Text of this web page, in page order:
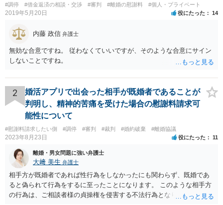
#調停 #借金返済の相談・交渉 #審判 #離婚の慰謝料 #個人・プライベート
2019年5月20日 役にたった 14
内藤 政信 弁護士
無効な合意ですね。 従わなくていいですが、そのような合意にサイン
しないことですね。
2
婚活アプリで出会った相手が既婚者であることが
判明し、精神的苦痛を受けた場合の慰謝料請求可
能性について
#慰謝料請求したい側 #調停 #審判 #裁判 #婚約破棄 #離婚協議
2023年8月23日 役にたった 11
離婚・男女問題に強い弁護士
大﨑 美生 弁護士
相手方が既婚者であれば性行為をしなかったにも関わらず、既婚であ
ると偽られて行為をするに至ったことになります。 このような相手方
の行為は、ご相談者様の貞操権を侵害する不法行為となりますので、